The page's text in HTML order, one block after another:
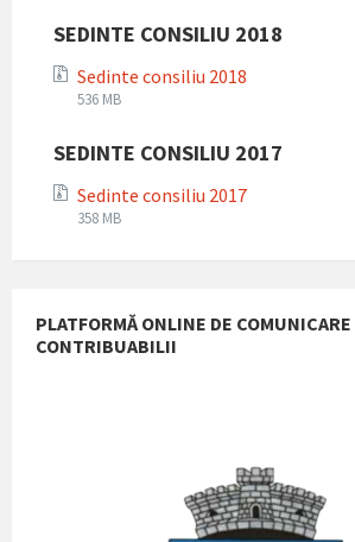
zip
SEDINTE CONSILIU 2018
Sedinte consiliu 2018
File
zip
File
536 MB
SEDINTE CONSILIU 2017
Sedinte consiliu 2017
File
zip
File
358 MB
PLATFORMĂ ONLINE DE COMUNICARE
CONTRIBUABILII